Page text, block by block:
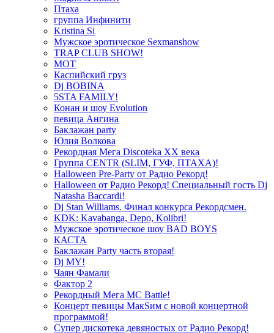
Птаха
группа Инфинити
Kristina Si
Мужское эротическое Sexmanshow
TRAP CLUB SHOW!
МОТ
Каспийский груз
Dj BOBINA
5STA FAMILY!
Конан и шоу Evolution
певица Ангина
Баклажан party
Юлия Волкова
Рекордная Мега Discoteka XX века
Группа CENTR (SLIM, ГУФ, ПТАХА)!
Halloween Pre-Party от Радио Рекорд!
Halloween от Радио Рекорд! Специальный гость Dj
Natasha Baccardi!
Dj Stan Williams. Финал конкурса Рекордсмен.
KDK: Kavabanga, Depo, Kolibri!
Мужское эротическое шоу BAD BOYS
КАСТА
Баклажан Party часть вторая!
Dj MY!
Чаян Фамали
Фактор 2
Рекордный Мега МС Battle!
Концерт певицы МакSим с новой концертной
программой!
Супер дискотека девяностых от Радио Рекорд!